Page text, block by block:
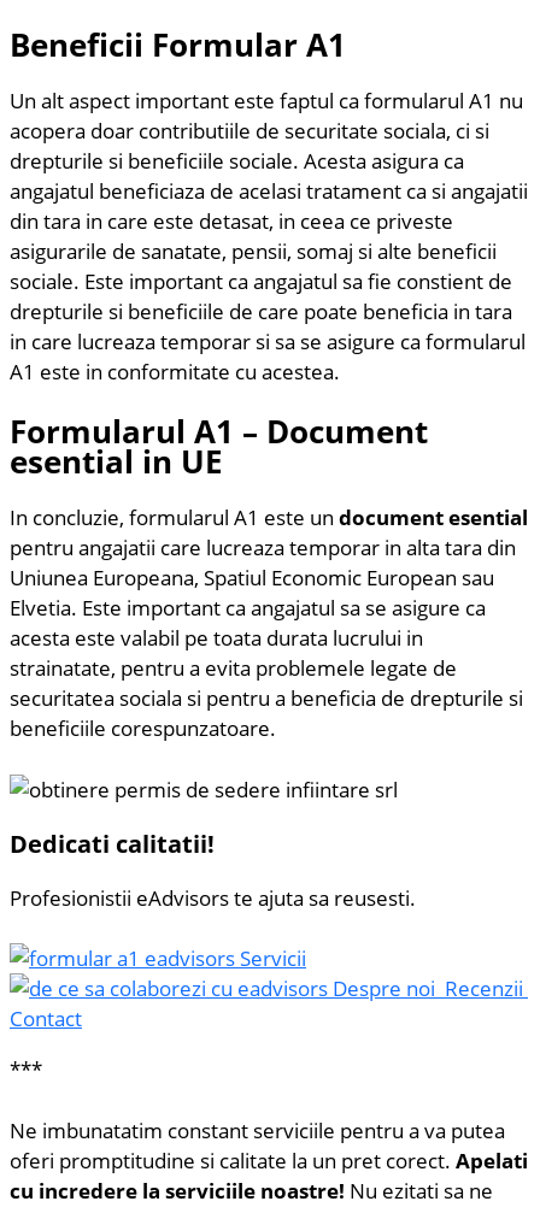
Beneficii Formular A1
Un alt aspect important este faptul ca formularul A1 nu
acopera doar contributiile de securitate sociala, ci si
drepturile si beneficiile sociale. Acesta asigura ca
angajatul beneficiaza de acelasi tratament ca si angajatii
din tara in care este detasat, in ceea ce priveste
asigurarile de sanatate, pensii, somaj si alte beneficii
sociale. Este important ca angajatul sa fie constient de
drepturile si beneficiile de care poate beneficia in tara
in care lucreaza temporar si sa se asigure ca formularul
A1 este in conformitate cu acestea.
Formularul A1 – Document
esential in UE
In concluzie, formularul A1 este un document esential
pentru angajatii care lucreaza temporar in alta tara din
Uniunea Europeana, Spatiul Economic European sau
Elvetia. Este important ca angajatul sa se asigure ca
acesta este valabil pe toata durata lucrului in
strainatate, pentru a evita problemele legate de
securitatea sociala si pentru a beneficia de drepturile si
beneficiile corespunzatoare.
Dedicati calitatii!
Profesionistii eAdvisors te ajuta sa reusesti.
Servicii
Despre noi Recenzii
Contact
***
Ne imbunatatim constant serviciile pentru a va putea
oferi promptitudine si calitate la un pret corect. Apelati
cu incredere la serviciile noastre! Nu ezitati sa ne